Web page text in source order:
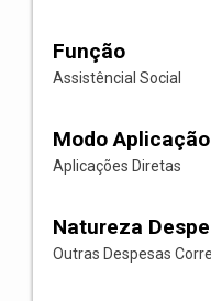
Função
Assistêncial Social
Modo Aplicação
Aplicações Diretas
Natureza
Outras Despesas